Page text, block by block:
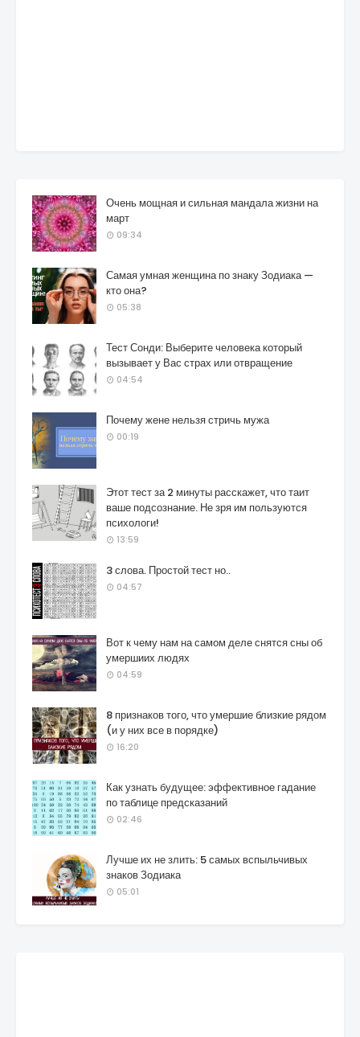
Очень мощная и сильная мандала жизни на
март
09:34
Самая умная женщина по знаку Зодиака —
кто она?
05:38
Тест Сонди: Выберите человека который
вызывает у Вас страх или отвращение
04:54
Почему жене нельзя стричь мужа
00:19
Этот тест за 2 минуты расскажет, что таит
ваше подсознание. Не зря им пользуются
психологи!
13:59
3 слова. Простой тест но..
04:57
Вот к чему нам на самом деле снятся сны об
умершиих людях
04:59
8 признаков того, что умершие близкие рядом
(и у них все в порядке)
16:20
Как узнать будущее: эффективное гадание
по таблице предсказаний
02:46
Лучше их не злить: 5 самых вспыльчивых
знаков Зодиака
05:01